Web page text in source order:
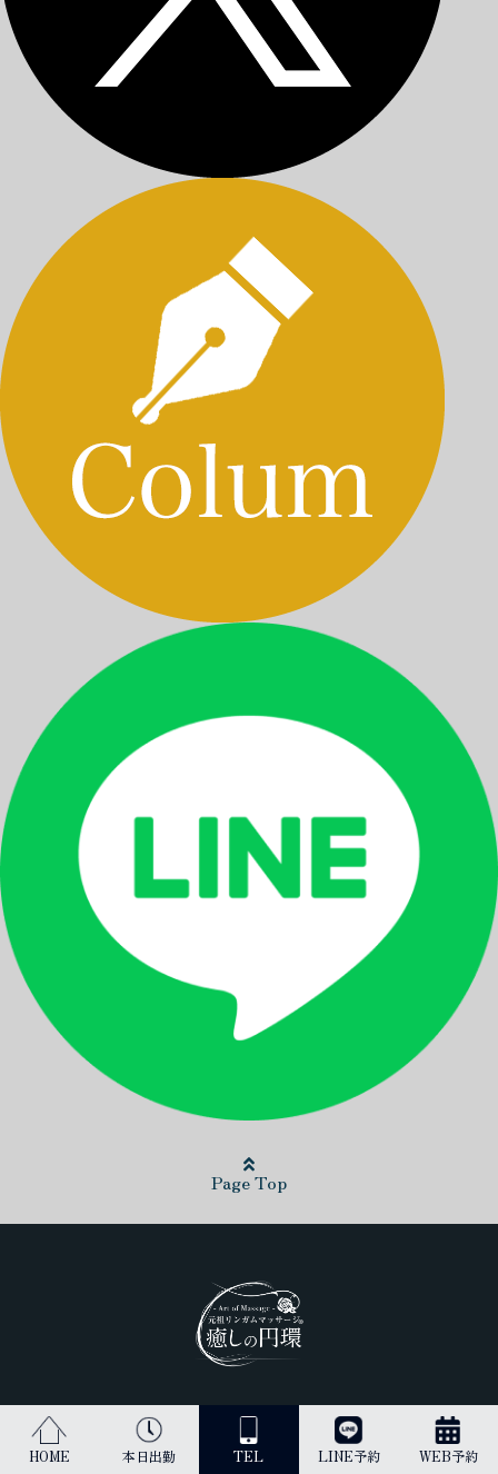
HOME 本日出勤 TEL LINE予約 WEB予約
Page Top
日本最高峰のリンガムマッサージ（男性器への丁寧なマッサージ）を
受けられるのは当店だけです。
古来より、王のみに与えられてきた施術を貴方にご提供します。